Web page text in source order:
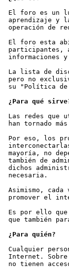
El foro es un
aprendizaje y
operación de
El foro esta
participantes,
informaciones
La lista de
pero no
su "Política de
¿Para qué
Las redes que
han tornado
Por eso, los
mayoría, no
también de
dichos
necesaria.
Asimismo,
promover el
Es por ello
que también
¿Para quién?
Cualquier
Internet. Sobre
no tienen